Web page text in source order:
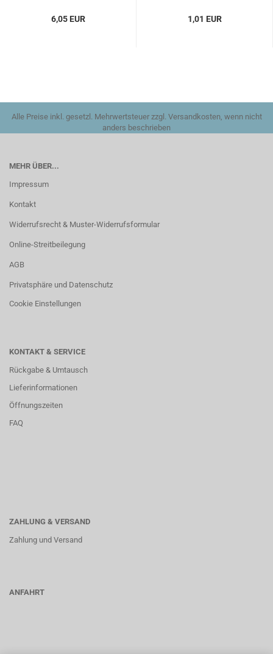
6,05 EUR 1,01 EUR
Alle Preise inkl. gesetzl. Mehrwertsteuer zzgl. Versandkosten, wenn nicht
anders beschrieben
MEHR ÜBER...
Impressum
Kontakt
Widerrufsrecht & Muster-Widerrufsformular
Online-Streitbeilegung
AGB
Privatsphäre und Datenschutz
Cookie Einstellungen
KONTAKT & SERVICE
Rückgabe & Umtausch
Lieferinformationen
Öffnungszeiten
FAQ
ZAHLUNG & VERSAND
Zahlung und Versand
ANFAHRT